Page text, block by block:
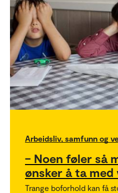
Arbeidsliv, samfunn og
– Noen føler så
ønsker å ta med
Trange boforhold kan få